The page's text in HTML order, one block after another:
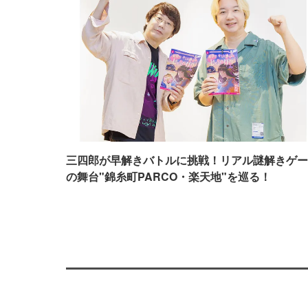
三四郎が早解きバトルに挑戦！リアル謎解きゲ
の舞台"錦糸町PARCO・楽天地"を巡る！